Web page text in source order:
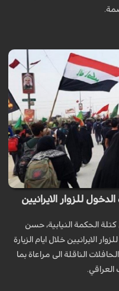
للزوار الايرانيين
الحكمة النيابية، حسن
الايرانيين خلال ايام الزيارة
الناقلة الى مراعاة بما